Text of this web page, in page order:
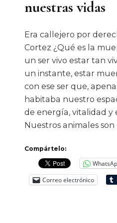
nuestras vidas
Era callejero por
Cortez ¿Qué es la
un ser vivo estar tan
un instante, estar
con ese ser que,
habitaba nuestro
de energía, vitalidad y
Nuestros animales
Compártelo:
Correo electrónico